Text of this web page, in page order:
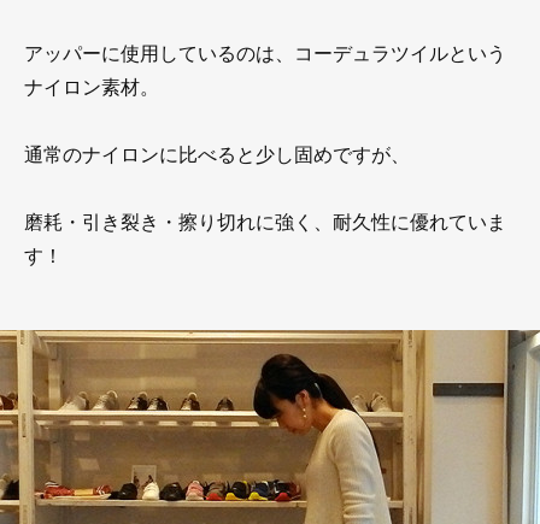
アッパーに使用しているのは、コーデュラツイルという
ナイロン素材。
通常のナイロンに比べると少し固めですが、
磨耗・引き裂き・擦り切れに強く、耐久性に優れていま
す！